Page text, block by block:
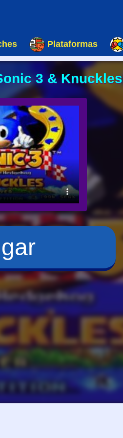
Plataformas
3 & Knuckles